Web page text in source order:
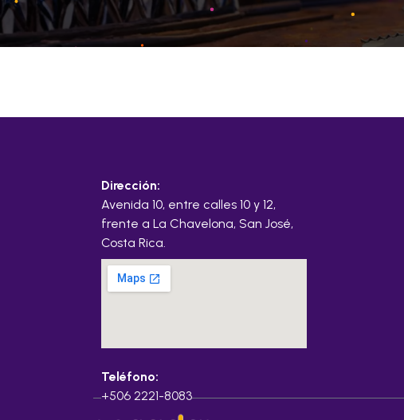
Dirección:
Avenida 10, entre calles 10 y 12,
frente a La Chavelona, San José,
Costa Rica.
Teléfono:
+506 2221-8083